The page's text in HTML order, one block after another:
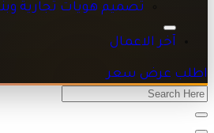
تصميم هويات تجارية
آخر الاعمال
اطلب عرض سعر